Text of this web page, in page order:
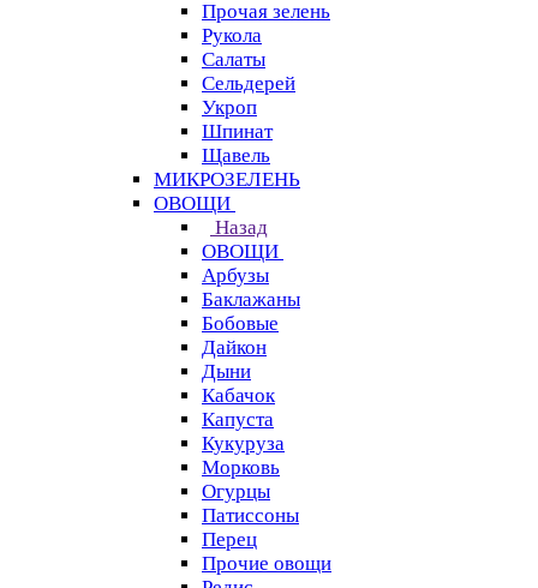
Прочая зелень
Рукола
Салаты
Сельдерей
Укроп
Шпинат
Щавель
МИКРОЗЕЛЕНЬ
ОВОЩИ
Назад
ОВОЩИ
Арбузы
Баклажаны
Бобовые
Дайкон
Дыни
Кабачок
Капуста
Кукуруза
Морковь
Огурцы
Патиссоны
Перец
Прочие овощи